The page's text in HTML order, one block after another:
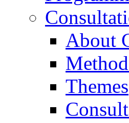
About
Themes